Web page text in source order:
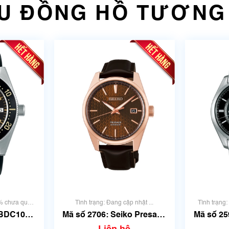
ĐỒNG HỒ
chưa qua
|
Tình trạng: Đang cập nhật ...
Mã số 2706: Seiko Presage
SARX080 | Size 39mm
Tình
Mã số